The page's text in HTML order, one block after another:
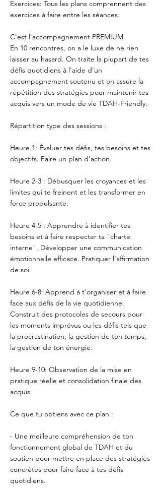
Exercices: Tous les plans comprennent des
exercices à faire entre les séances.
C'est l'accompagnement PREMIUM.
En 10 rencontres, on a le luxe de ne rien
laisser au hasard. On traite la plupart de tes
défis quotidiens à l'aide d'un
accompagnement soutenu et on assure la
répétition des stratégies pour maintenir tes
acquis vers un mode de vie TDAH-Friendly.
Répartition type des sessions :
Heure 1: Évaluer tes défis, tes besoins et tes
objectifs. Faire un plan d'action.
Heure 2-3 : Débusquer les croyances et les
limites qui te freinent et les transformer en
force propulsante.
Heure 4-5 : Apprendre à identifier tes
besoins et à faire respecter ta "charte
interne". Développer une communication
émotionnelle efficace. Pratiquer l'affirmation
de soi.
Heure 6-8: Apprend à t'organiser et à faire
face aux défis de la vie quotidienne.
Construit des protocoles de secours pour
les moments imprévus ou les défis tels que
la procrastination, la gestion de ton temps,
la gestion de ton énergie.
Heure 9-10: Observation de la mise en
pratique réelle et consolidation finale des
acquis.
Ce que tu obtiens avec ce plan :
- Une meilleure compréhension de ton
fonctionnement global de TDAH et du
soutien pour mettre en place des stratégies
concrètes pour faire face à tes défis
quotidiens.